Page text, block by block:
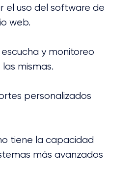
el uso del software de
web.
y monitoreo
mismas.
personalizados
tiene la capacidad
más avanzados